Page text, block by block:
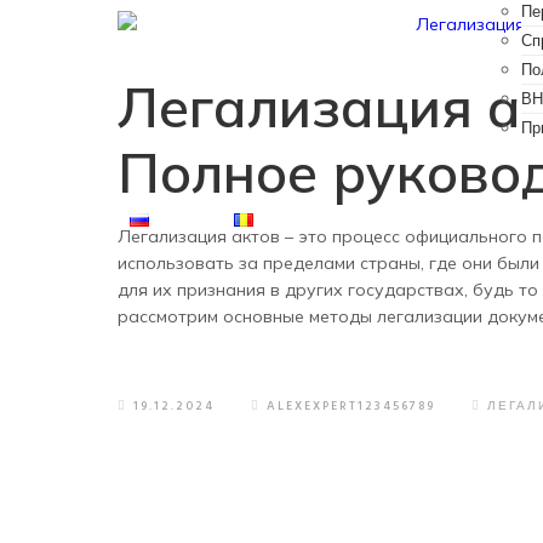
Легализация
Полное
Легализация актов – это процесс официального
использовать за пределами страны, где они
для их признания в других государствах, будь
рассмотрим основные методы легализации
19.12.2024 ALEXEXPERT123456789